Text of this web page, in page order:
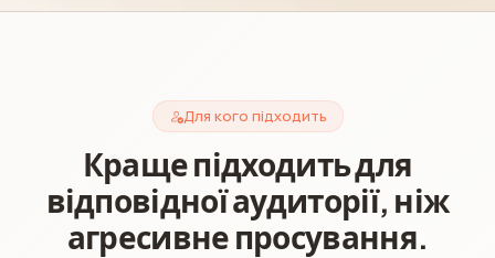
Для кого підходить
Краще підходить для
відповідної аудиторії, ніж
агресивне просування.